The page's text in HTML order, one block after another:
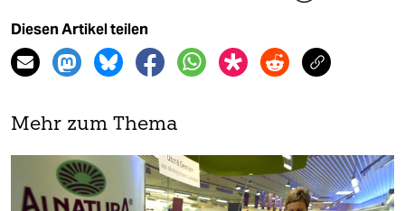
Diesen Artikel teilen
Mehr zum Thema